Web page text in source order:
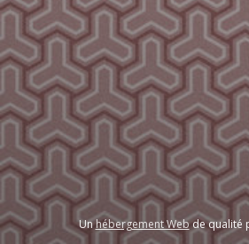
Unhébergement Webde qualité